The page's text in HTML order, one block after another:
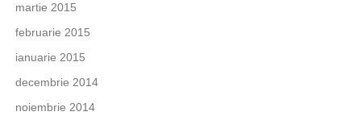
martie 2015
februarie 2015
ianuarie 2015
decembrie 2014
noiembrie 2014